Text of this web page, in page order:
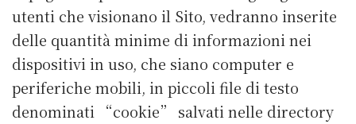
utenti che visionano il Sito, vedranno inserite
delle quantità minime di informazioni nei
dispositivi in uso, che siano computer e
periferiche mobili, in piccoli file di testo
denominati “cookie” salvati nelle directory